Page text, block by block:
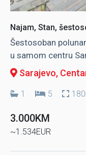
Najam, Stan,
Šestosoban
u samom centru
Sarajevo,
1 5
3.000KM
~1.534EUR